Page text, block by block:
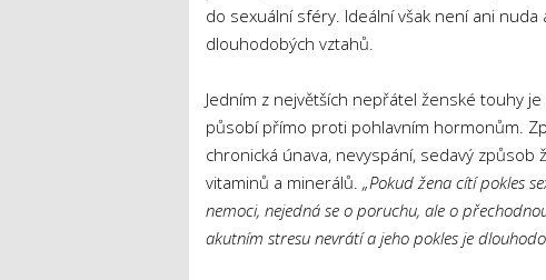
do sexuální sféry. Ideální však není ani
dlouhodobých vztahů.
Jedním z největších nepřátel ženské touhy
působí přímo proti pohlavním hormonům.
chronická únava, nevyspání, sedavý
vitaminů a minerálů. „Pokud žena cítí pokles
nemoci, nejedná se o poruchu, ale o
akutním stresu nevrátí a jeho pokles je